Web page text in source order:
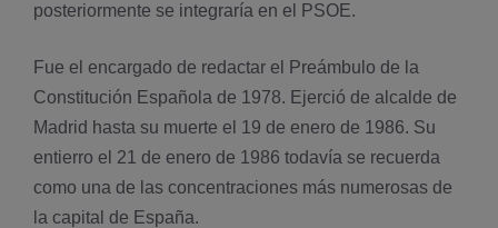
posteriormente se integrarí­a en el PSOE.
Fue el encargado de redactar el Preámbulo de la
Constitución Española de 1978. Ejerció de alcalde de
Madrid hasta su muerte el 19 de enero de 1986. Su
entierro el 21 de enero de 1986 todaví­a se recuerda
como una de las concentraciones más numerosas de
la capital de España.